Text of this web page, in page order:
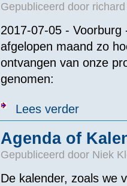
Gepubliceerd door
2017-07-05 -
afgelopen maand zo
ontvangen van onze
genomen:
Lees verderover
Agenda of
Gepubliceerd door Niek
De kalender, zoals we